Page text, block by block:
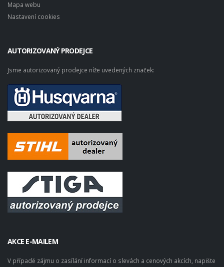
Mapa webu
Nastavení cookies
AUTORIZOVANÝ PRODEJCE
Jsme autorizovaný prodejce níže uvedených značek:
AKCE E-MAILEM
V případě zájmu o zasílání informací o slevách a cenových akcích, napište